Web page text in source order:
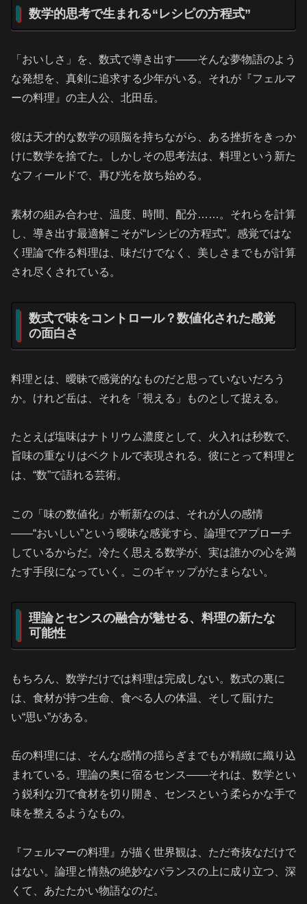
数学的思考で生まれる“レシピの方程式”
「おいしさ」を、数式で導き出す――そんな夢物語のよう
な発想を、真剣に追求する少年がいる。それが『フェルマ
ーの料理』の主人公、北田岳。
彼は天才的な数学の頭脳を持ちながら、ある挫折をきっか
けに数学を捨てた。しかしその思考法は、料理という新た
なフィールドで、再び光を放ち始める。
素材の組み合わせ、温度、時間、配分……。それらを計算
し、導き出す最適解こそが“レシピの方程式”。感覚ではな
く理論で作る料理は、味だけでなく、美しさまでもが計算
され尽くされている。
数式で味をコントロール？数値化された感覚
の面白さ
料理とは、曖昧で感覚的なものだと思っていないだろう
か。けれど岳は、それを「視える」ものとして捉える。
たとえば塩味はナトリウム濃度として、火入れは秒数で、
旨味の重なりはベクトルで表現される。彼にとって料理と
は、“数”で語れる芸術。
この「味の数値化」が斬新なのは、それが人の感情
――“おいしい”という曖昧な感覚すら、論理でアプローチ
しているからだ。冷たく思える数学が、実は誰かの心を満
たす手段になっていく。このギャップがたまらない。
理論とセンスの融合が魅せる、料理の新たな
可能性
もちろん、数学だけでは料理は完成しない。数式の裏に
は、食材が持つ生命、食べる人の体温、そして届けた
い“思い”がある。
岳の料理には、そんな感情の揺らぎまでもが精緻に織り込
まれている。理論の奥に宿るセンス――それは、数学とい
う鋭利な刃で食材を切り開き、センスという柔らかな手で
味を整えるようなもの。
『フェルマーの料理』が描く世界観は、ただ奇抜なだけで
はない。論理と情熱の絶妙なバランスの上に成り立つ、深
くて、あたたかい物語なのだ。